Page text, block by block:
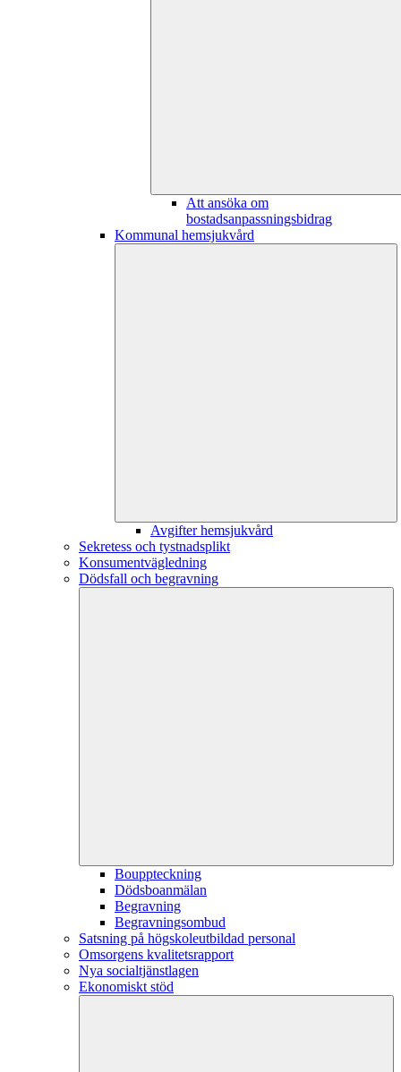
Att ansöka om
bostadsanpassningsbidrag
Kommunal hemsjukvård
Avgifter hemsjukvård
Sekretess och tystnadsplikt
Konsumentvägledning
Dödsfall och begravning
Bouppteckning
Dödsboanmälan
Begravning
Begravningsombud
Satsning på högskoleutbildad personal
Omsorgens kvalitetsrapport
Nya socialtjänstlagen
Ekonomiskt stöd